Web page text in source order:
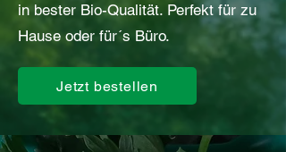
in bester Bio-Qualität. Perfekt für zu
Hause oder für´s Büro.
Jetzt bestellen